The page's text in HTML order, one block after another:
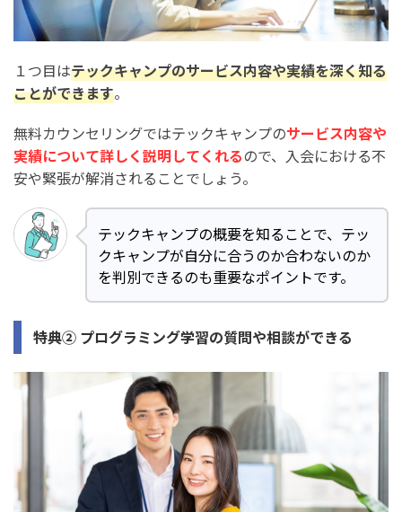
１つ目はテックキャンプのサービス内容や実績を深く知る
ことができます。
無料カウンセリングではテックキャンプのサービス内容や
実績について詳しく説明してくれるので、入会における不
安や緊張が解消されることでしょう。
テックキャンプの概要を知ることで、テッ
クキャンプが自分に合うのか合わないのか
を判別できるのも重要なポイントです。
特典② プログラミング学習の質問や相談ができる